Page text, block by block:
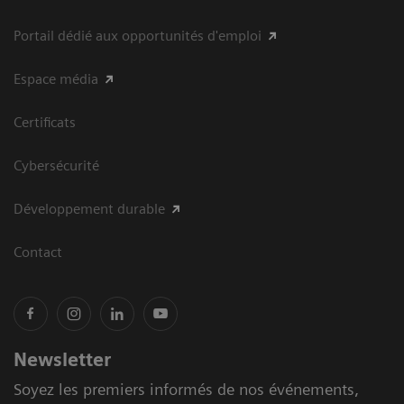
Portail dédié aux opportunités d'emploi
Espace média
Certificats
Cybersécurité
Développement durable
Contact
Newsletter
Soyez les premiers informés de nos événements,